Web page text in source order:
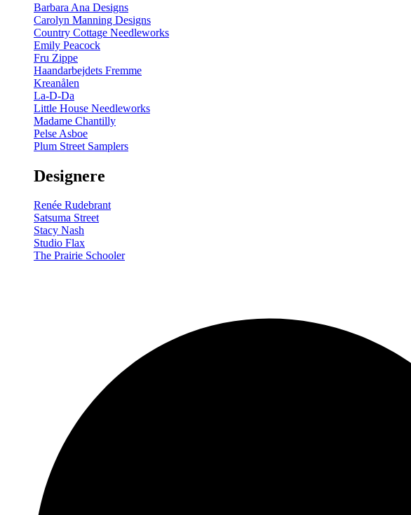
Barbara Ana Designs
Carolyn Manning Designs
Country Cottage Needleworks
Emily Peacock
Fru Zippe
Haandarbejdets Fremme
Kreanålen
La-D-Da
Little House Needleworks
Madame Chantilly
Pelse Asboe
Plum Street Samplers
Designere
Renée Rudebrant
Satsuma Street
Stacy Nash
Studio Flax
The Prairie Schooler